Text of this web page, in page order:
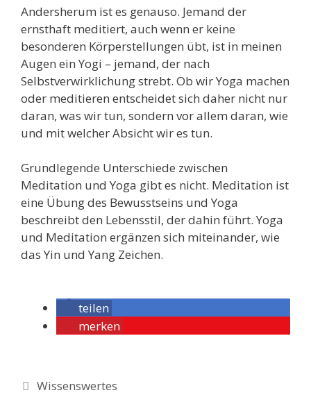
Andersherum ist es genauso. Jemand der
ernsthaft meditiert, auch wenn er keine
besonderen Körperstellungen übt, ist in meinen
Augen ein Yogi – jemand, der nach
Selbstverwirklichung strebt. Ob wir Yoga machen
oder meditieren entscheidet sich daher nicht nur
daran, was wir tun, sondern vor allem daran, wie
und mit welcher Absicht wir es tun.
Grundlegende Unterschiede zwischen
Meditation und Yoga gibt es nicht. Meditation ist
eine Übung des Bewusstseins und Yoga
beschreibt den Lebensstil, der dahin führt. Yoga
und Meditation ergänzen sich miteinander, wie
das Yin und Yang Zeichen.
teilen
merken
Kategorien
Wissenswertes